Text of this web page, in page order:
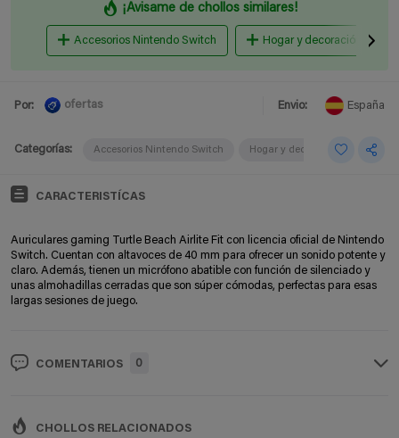
¡Avisame de chollos similares!
Accesorios Nintendo Switch Hogar y decoración friki
Por: ofertas Envio: España
Categorías: Accesorios Nintendo Switch Hogar y decoración friki
CARACTERISTÍCAS
Auriculares gaming Turtle Beach Airlite Fit con licencia oficial de Nintendo
Switch. Cuentan con altavoces de 40 mm para ofrecer un sonido potente y
claro. Además, tienen un micrófono abatible con función de silenciado y
unas almohadillas cerradas que son súper cómodas, perfectas para esas
largas sesiones de juego.
COMENTARIOS 0
CHOLLOS RELACIONADOS